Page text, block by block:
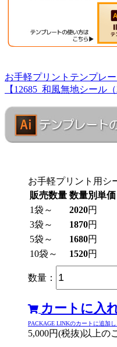
お手軽プリントテンプレー
【12685_和風無地シール
お手軽プリント用シ
販売数量 数量別単価
1袋～
2020円
3袋～
1870円
5袋～
1680円
10袋～
1520円
数量：
カートに入
PACKAGE LINKのカートに追加
5,000円(税抜)以上の